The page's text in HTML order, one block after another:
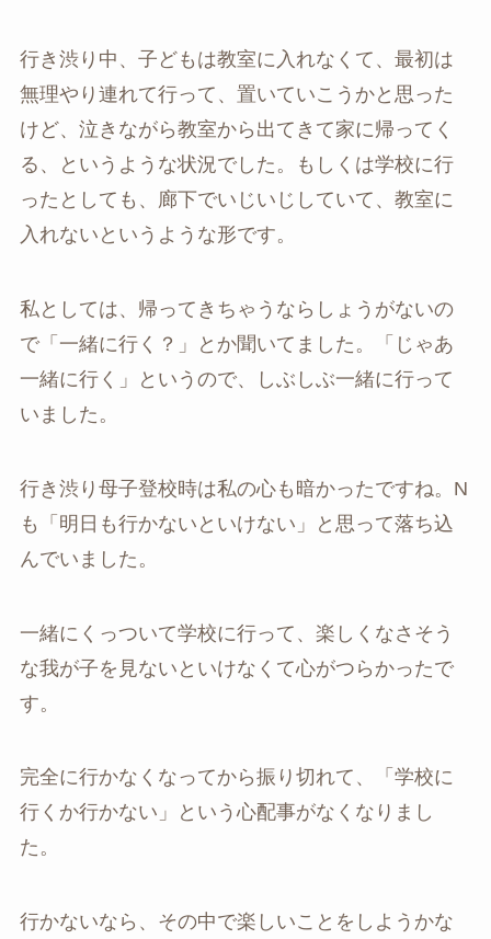
行き渋り中、子どもは教室に入れなくて、最初は
無理やり連れて行って、置いていこうかと思った
けど、泣きながら教室から出てきて家に帰ってく
る、というような状況でした。もしくは学校に行
ったとしても、廊下でいじいじしていて、教室に
入れないというような形です。
私としては、帰ってきちゃうならしょうがないの
で「一緒に行く？」とか聞いてました。「じゃあ
一緒に行く」というので、しぶしぶ一緒に行って
いました。
行き渋り母子登校時は私の心も暗かったですね。N
も「明日も行かないといけない」と思って落ち込
んでいました。
一緒にくっついて学校に行って、楽しくなさそう
な我が子を見ないといけなくて心がつらかったで
す。
完全に行かなくなってから振り切れて、「学校に
行くか行かない」という心配事がなくなりまし
た。
行かないなら、その中で楽しいことをしようかな